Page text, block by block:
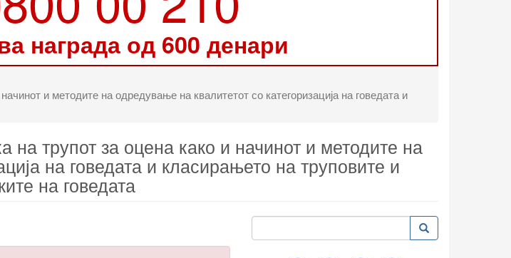
награда од 600 денари
и методите на одредување на квалитетот со категоризација на говедата и
на трупот за оцена како и начинот и методите на
на говедата и класирањето на труповите и
на говедата
Search
Пребарување Пребарување